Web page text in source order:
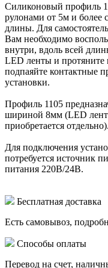
Силиконовый профиль
рулонами от 5м и более
длины. Для
Вам необходимо
внутри, вдоль всей
LED ленты и протяните
подпаяйте контактные
установки.
Профиль 1105
шириной 8мм (LED
приобретается отдельно).
Для подключения
потребуется источник
питания 220В/24В.
Бесплатная доставка
Есть самовывоз,
Способы оплаты
Перевод на счет,